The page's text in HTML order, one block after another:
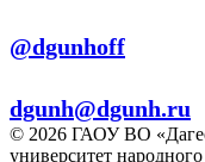
@dgunhoff
dgunh@dgunh.ru
© 2026 ГАОУ ВО
университет народного